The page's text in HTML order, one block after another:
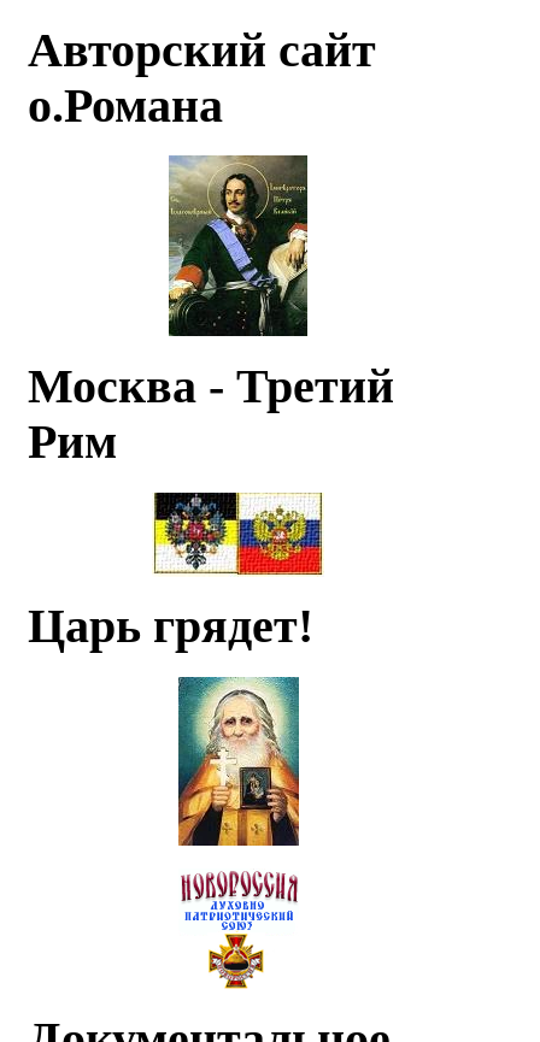
Авторский сайт
о.Романа
Москва - Третий
Рим
Царь грядет!